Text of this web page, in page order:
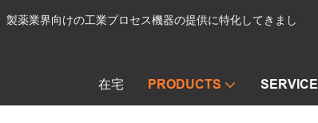
薬業界向けの工業プロセス機器の提供に特化してきまし
在宅 PRODUCTS SERVICE